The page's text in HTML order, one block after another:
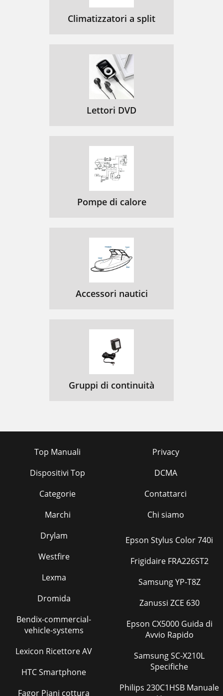
Climatizzatori a split
Lettori DVD
Pompe di calore
Accessori nautici
Gruppi di continuità
Top Manuali
Dispositivi Top
Categorie
Marchi
Privacy
DCMA
Contattarci
Chi siamo
Drylam
Westfire
Lexma
Dromida
Bendix-commercial-
vehicle-systems
Lexicon Ricettore AV
HTC Smartphone
Fagor Piani cottura
Epson Stylus Color 740i
Frigidaire FRA226ST2
Samsung YP-T8Z
Zanussi ZCE 630
Epson CX5000 Guida di
Avvio Rapido
Samsung SC-X210L
Specifiche
Philips 230C1HSB Manuale